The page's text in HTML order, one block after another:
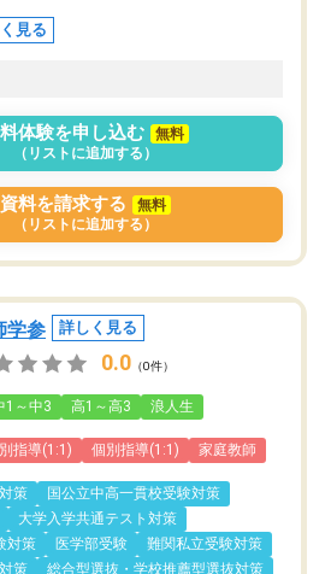
見る
体験を申し込む
無料
（リストに追加する）
資料を請求する
無料
（リストに追加する）
学参 詳しく見る
0.0 （0件）
1～中3 高1～高3 浪人生
指導(1:1) 個別指導(1:1) 家庭教師
策
国公立中高一貫校受験対策
大学入学共通テスト対策
対策
医学部受験
難関私立受験対策
策
総合型選抜・学校推薦型選抜対策